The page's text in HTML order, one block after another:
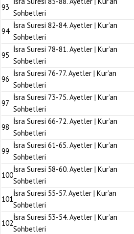
93
Sohbetleri
94
İsra Suresi 82-84. Ayetler | Kur’an
Sohbetleri
95
İsra Suresi 78-81. Ayetler | Kur’an
Sohbetleri
96
İsra Suresi 76-77. Ayetler | Kur’an
Sohbetleri
97
İsra Suresi 73-75. Ayetler | Kur’an
Sohbetleri
98
İsra Suresi 66-72. Ayetler | Kur’an
Sohbetleri
99
İsra Suresi 61-65. Ayetler | Kur’an
Sohbetleri
100
İsra Suresi 58-60. Ayetler | Kur’an
Sohbetleri
101
İsra Suresi 55-57. Ayetler | Kur’an
Sohbetleri
102
İsra Suresi 53-54. Ayetler | Kur’an
Sohbetleri